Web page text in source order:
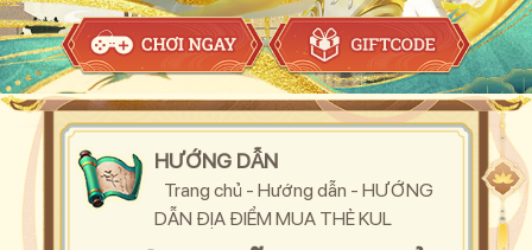
HƯỚNG DẪN
Trang chủ - Hướng dẫn - HƯỚNG
DẪN ĐỊA ĐIỂM MUA THẺ KUL